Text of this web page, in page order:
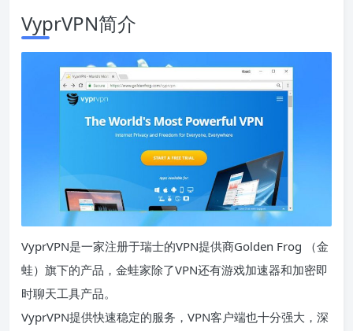
VyprVPN简介
VyprVPN是一家注册于瑞士的VPN提供商Golden Frog （金
蛙）旗下的产品，金蛙家除了VPN还有游戏加速器和加密即
时聊天工具产品。
VyprVPN提供快速稳定的服务，VPN客户端也十分强大，深